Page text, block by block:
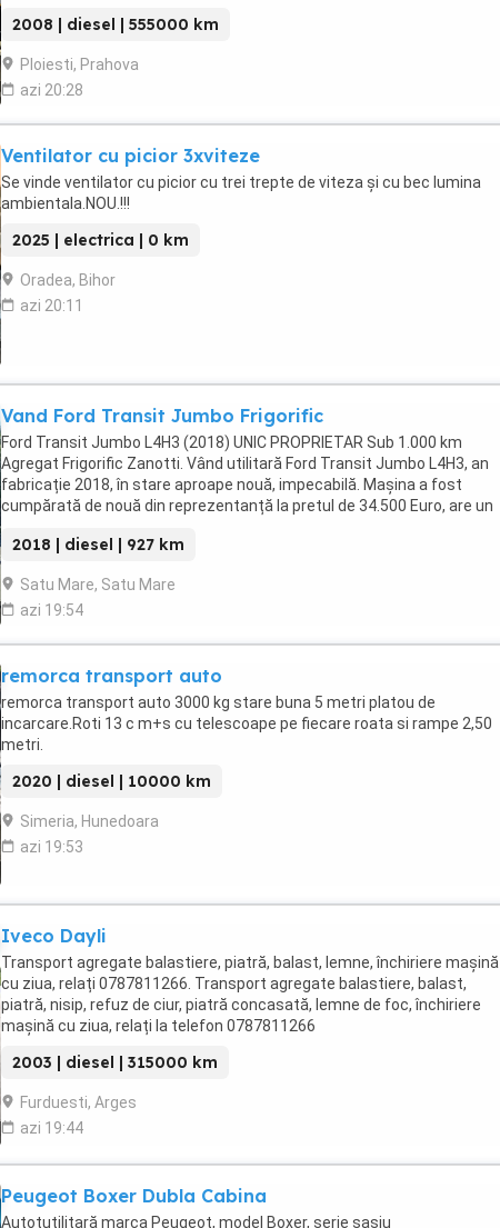
2008 | diesel | 555000 km
Ploiesti, Prahova
azi 20:28
Ventilator cu picior 3xviteze
Se vinde ventilator cu picior cu trei trepte de viteza și cu bec lumina
ambientala.NOU.!!!
2025 | electrica | 0 km
Oradea, Bihor
azi 20:11
Vand Ford Transit Jumbo Frigorific
Ford Transit Jumbo L4H3 (2018) UNIC PROPRIETAR Sub 1.000 km
Agregat Frigorific Zanotti. Vând utilitară Ford Transit Jumbo L4H3, an
fabricație 2018, în stare aproape nouă, impecabilă. Mașina a fost
cumpărată de nouă din reprezentanță la pretul de 34.500 Euro, are un
2018 | diesel | 927 km
Satu Mare, Satu Mare
azi 19:54
remorca transport auto
remorca transport auto 3000 kg stare buna 5 metri platou de
incarcare.Roti 13 c m+s cu telescoape pe fiecare roata si rampe 2,50
metri.
2020 | diesel | 10000 km
Simeria, Hunedoara
azi 19:53
Iveco Dayli
Transport agregate balastiere, piatră, balast, lemne, închiriere mașină
cu ziua, relați 0787811266. Transport agregate balastiere, balast,
piatră, nisip, refuz de ciur, piatră concasată, lemne de foc, închiriere
mașină cu ziua, relați la telefon 0787811266
2003 | diesel | 315000 km
Furduesti, Arges
azi 19:44
Peugeot Boxer Dubla Cabina
Autotutilitară marca Peugeot, model Boxer, serie sasiu